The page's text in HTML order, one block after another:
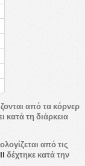
από τα κόρνερ
κατά τη διάρκεια
από τις
δέχτηκε κατά την